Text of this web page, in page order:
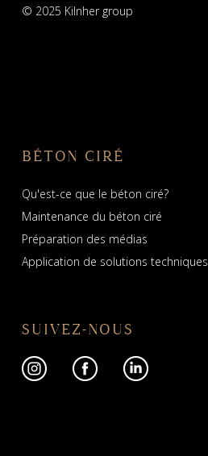
© 2025 Kilnher group
BÉTON CIRÉ
Qu'est-ce que le béton ciré?
Maintenance du béton ciré
Préparation des médias
Application de solutions techniques
SUIVEZ-NOUS